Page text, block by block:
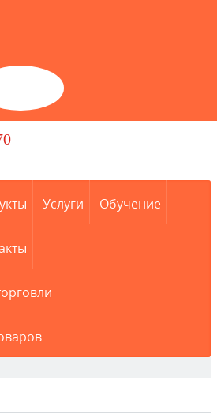
Услуги Обучение